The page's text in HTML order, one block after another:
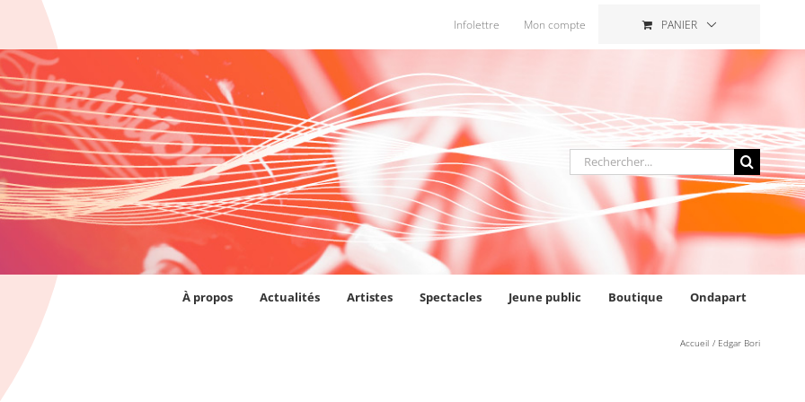
Infolettre Mon compte PANIER
Rechercher
:
À propos Actualités Artistes Spectacles Jeune public Boutique Ondapart
Accueil Edgar Bori
AJOUTER AU PANIER